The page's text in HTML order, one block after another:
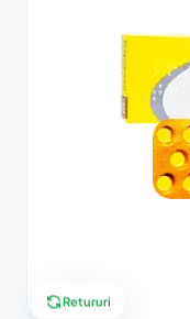
Retururi